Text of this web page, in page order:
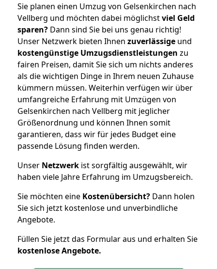
Sie planen einen Umzug von Gelsenkirchen nach
Vellberg und möchten dabei möglichstviel Geld
sparen? Dann sind Sie bei uns genau richtig!
Unser Netzwerk bieten Ihnen zuverlässige und
kostengünstige Umzugsdienstleistungen zu
fairen Preisen, damit Sie sich um nichts anderes
als die wichtigen Dinge in Ihrem neuen Zuhause
kümmern müssen. Weiterhin verfügen wir über
umfangreiche Erfahrung mit Umzügen von
Gelsenkirchen nach Vellberg mit jeglicher
Größenordnung und können Ihnen somit
garantieren, dass wir für jedes Budget eine
passende Lösung finden werden.
Unser Netzwerk ist sorgfältig ausgewählt, wir
haben viele Jahre Erfahrung im Umzugsbereich.
Sie möchten eine Kostenübersicht? Dann holen
Sie sich jetzt kostenlose und unverbindliche
Angebote.
Füllen Sie jetzt das Formular aus und erhalten Sie
kostenloseAngebote.